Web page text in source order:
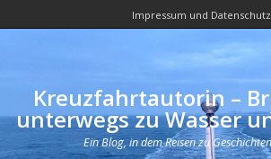
Impressum und Datenschutz
Kreuzfahrtautorin –
unterwegs zu Wasser
Ein Blog, in dem Reisen zu